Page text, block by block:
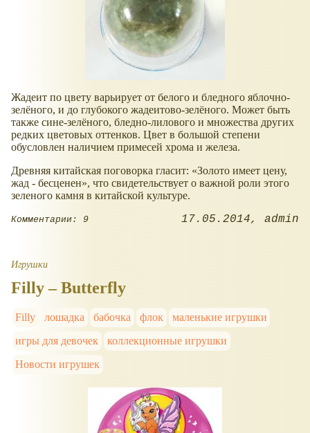
Жадеит по цвету варьирует от белого и бледного яблочно-
зелёного, и до глубокого жадеитово-зелёного. Может быть
также сине-зелёного, бледно-лилового и множества других
редких цветовых оттенков. Цвет в большой степени
обусловлен наличием примесей хрома и железа.
Древняя китайская поговорка гласит:
Золото имеет цену,
жад - бесценен , что свидетельствует о важной роли этого
зеленого камня в китайской культуре.
Комментарии: 9 17.05.2014 admin
Игрушки
Filly – Butterfly
Filly лошадка бабочка флок
маленькие игрушки
игры для девочек
коллекционные игрушки
Новости игрушек